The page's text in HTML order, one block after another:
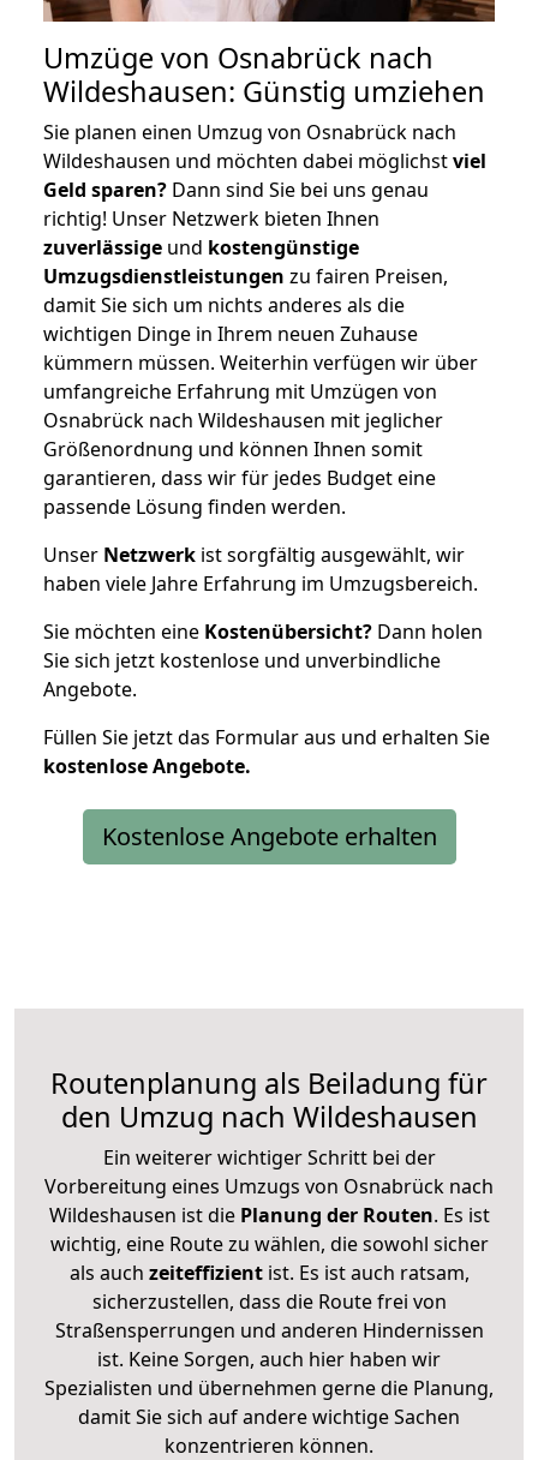
Umzüge von Osnabrück nach
Wildeshausen: Günstig umziehen
Sie planen einen Umzug von Osnabrück nach
Wildeshausen und möchten dabei möglichstviel
Geld sparen? Dann sind Sie bei uns genau
richtig! Unser Netzwerk bieten Ihnen
zuverlässige und kostengünstige
Umzugsdienstleistungen zu fairen Preisen,
damit Sie sich um nichts anderes als die
wichtigen Dinge in Ihrem neuen Zuhause
kümmern müssen. Weiterhin verfügen wir über
umfangreiche Erfahrung mit Umzügen von
Osnabrück nach Wildeshausen mit jeglicher
Größenordnung und können Ihnen somit
garantieren, dass wir für jedes Budget eine
passende Lösung finden werden.
Unser Netzwerk ist sorgfältig ausgewählt, wir
haben viele Jahre Erfahrung im Umzugsbereich.
Sie möchten eine Kostenübersicht? Dann holen
Sie sich jetzt kostenlose und unverbindliche
Angebote.
Füllen Sie jetzt das Formular aus und erhalten Sie
kostenloseAngebote.
Kostenlose Angebote erhalten
Routenplanung als Beiladung für
den Umzug nach Wildeshausen
Ein weiterer wichtiger Schritt bei der
Vorbereitung eines Umzugs von Osnabrück nach
Wildeshausen ist diePlanung der Routen. Es ist
wichtig, eine Route zu wählen, die sowohl sicher
als auch zeiteffizientist. Es ist auch ratsam,
sicherzustellen, dass die Route frei von
Straßensperrungen und anderen Hindernissen
ist. Keine Sorgen, auch hier haben wir
Spezialisten und übernehmen gerne die Planung,
damit Sie sich auf andere wichtige Sachen
konzentrieren können.